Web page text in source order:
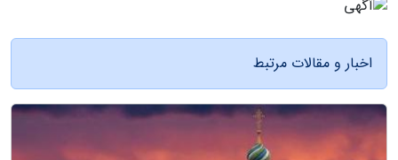
اخبار و مقالات مرتبط